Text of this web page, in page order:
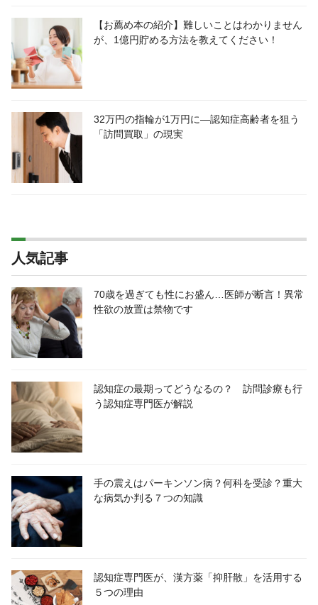
【お薦め本の紹介】難しいことはわかりません
が、1億円貯める方法を教えてください！
32万円の指輪が1万円に―認知症高齢者を狙う
「訪問買取」の現実
人気記事
70歳を過ぎても性にお盛ん…医師が断言！異常
性欲の放置は禁物です
認知症の最期ってどうなるの？ 訪問診療も行
う認知症専門医が解説
手の震えはパーキンソン病？何科を受診？重大
な病気か判る７つの知識
認知症専門医が、漢方薬「抑肝散」を活用する
５つの理由